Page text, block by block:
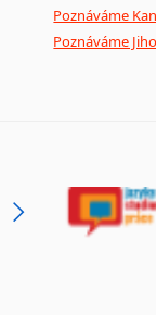
Poznáváme
Poznáváme